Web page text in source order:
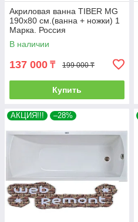
Акриловая ванна TIBER MG
190х80 см.(ванна + ножки) 1
Марка. Россия
В наличии
137 000 ₸ 199 000 ₸
Купить
АКЦИЯ!!! –28%